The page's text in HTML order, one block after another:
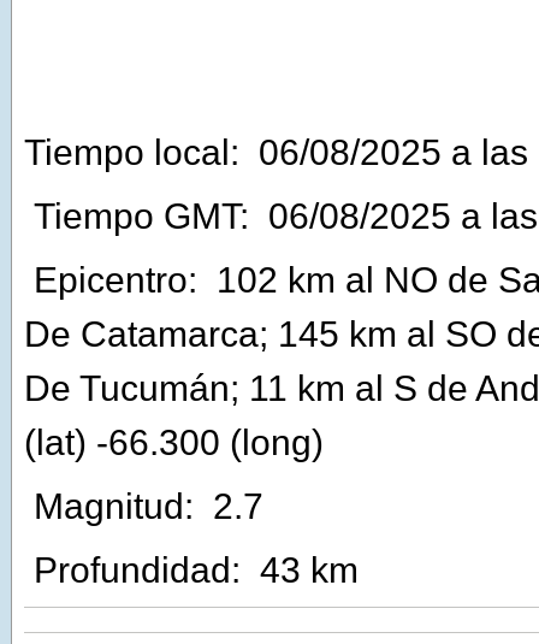
Tiempo local: 06/08/2025 a las
Tiempo GMT: 06/08/2025 a
Epicentro:
102 km al NO de
De Catamarca; 145 km al SO
De Tucumán; 11 km al S de
(lat) -66.300 (long)
Magnitud: 2.7
Profundidad: 43 km